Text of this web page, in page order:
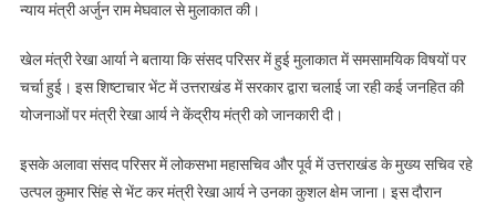
न्याय मंत्री अर्जुन राम मेघवाल से मुलाकात की।
खेल मंत्री रेखा आर्या ने बताया कि संसद परिसर में हुई मुलाकात में समसामयिक विषयों पर
चर्चा हुई। इस शिष्टाचार भेंट में उत्तराखंड में सरकार द्वारा चलाई जा रही कई जनहित की
योजनाओं पर मंत्री रेखा आर्य ने केंद्रीय मंत्री को जानकारी दी।
इसके अलावा संसद परिसर में लोकसभा महासचिव और पूर्व में उत्तराखंड के मुख्य सचिव रहे
उत्पल कुमार सिंह से भेंट कर मंत्री रेखा आर्य ने उनका कुशल क्षेम जाना। इस दौरान